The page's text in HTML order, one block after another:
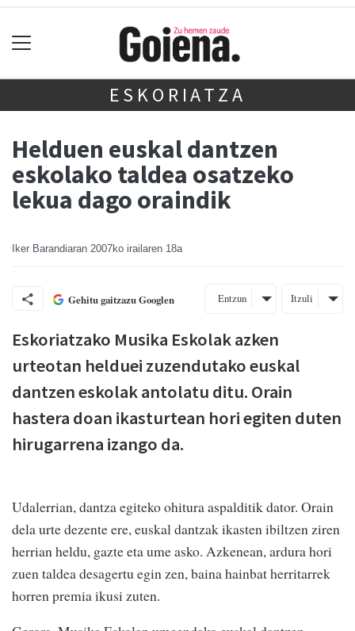
ESKORIATZA
Helduen euskal dantzen
eskolako taldea osatzeko
lekua dago oraindik
Iker Barandiaran 2007ko irailaren 18a
Gehitu gaitzazu Googlen Entzun Itzuli
Eskoriatzako Musika Eskolak azken
urteotan helduei zuzendutako euskal
dantzen eskolak antolatu ditu. Orain
hastera doan ikasturtean hori egiten duten
hirugarrena izango da.
Udalerrian, dantza egiteko ohitura aspalditik dator. Orain
dela urte dezente ere, euskal dantzak ikasten ibiltzen ziren
herrian heldu, gazte eta ume asko. Azkenean, ardura hori
zuen taldea desagertu egin zen, baina hainbat herritarrek
horren premia ikusi zuten.